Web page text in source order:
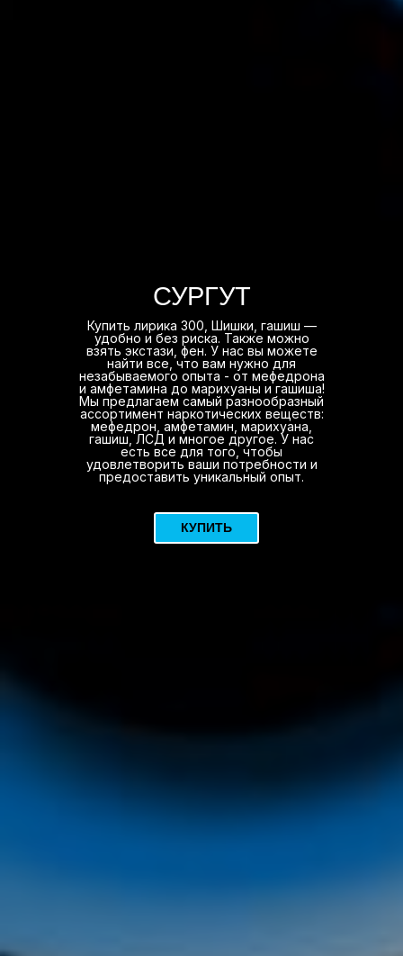
СУРГУТ
Купить лирика 300, Шишки, гашиш —
удобно и без риска. Также можно
взять экстази, фен. У нас вы можете
найти все, что вам нужно для
незабываемого опыта - от мефедрона
и амфетамина до марихуаны и гашиша!
Мы предлагаем самый разнообразный
ассортимент наркотических веществ:
мефедрон, амфетамин, марихуана,
гашиш, ЛСД и многое другое. У нас
есть все для того, чтобы
удовлетворить ваши потребности и
предоставить уникальный опыт.
КУПИТЬ